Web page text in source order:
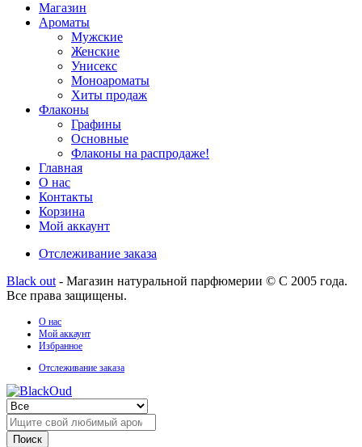
Магазин
Ароматы
Мужские
Женские
Унисекс
Моноароматы
Хиты продаж
Флаконы
Графины
Основные
Флаконы на распродаже!
Главная
О нас
Контакты
Корзина
Мой аккаунт
Отслеживание заказа
Black out - Магазин натуральной парфюмерии © С 2005 года.
Все права защищены.
О нас
Мой аккаунт
Избранное
Отслеживание заказа
Поиск